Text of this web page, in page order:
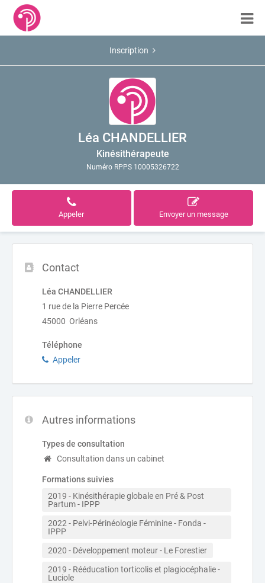
Inscription
Léa CHANDELLIER
Kinésithérapeute
Numéro RPPS 10005326722
Appeler Envoyer un message
Contact
Léa CHANDELLIER
1 rue de la Pierre Percée
45000 Orléans
Téléphone
Appeler
Autres informations
Types de consultation
Consultation dans un cabinet
Formations suivies
2019 - Kinésithérapie globale en Pré & Post
Partum - IPPP
2022 - Pelvi-Périnéologie Féminine - Fonda -
IPPP
2020 - Développement moteur - Le Forestier
2019 - Rééducation torticolis et plagiocéphalie -
Luciole